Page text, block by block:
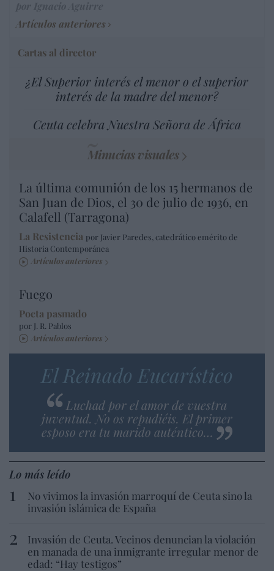
Artículos anteriores
Cartas al director
¿El Superior interés el menor o el superior
interés de la madre del menor?
Ceuta celebra Nuestra Señora de África
Minucias visuales
La última comunión de los 15 hermanos de
San Juan de Dios, el 30 de julio de 1936, en
Calafell (Tarragona)
La Resistencia por Javier Paredes, catedrático emérito de
Historia Contemporánea
Artículos anteriores
Fuego
Poeta pasmado
por J. R. Pablos
Artículos anteriores
El Reinado Eucarístico
Luchad por el amor de vuestra
juventud. No os repudiéis. El primer
esposo era tu marido auténtico…
Lo más leído
No vivimos la invasión marroquí de Ceuta sino la
invasión islámica de España
Invasión de Ceuta. Vecinos denuncian la violación
en manada de una inmigrante irregular menor de
edad: “Hay testigos”